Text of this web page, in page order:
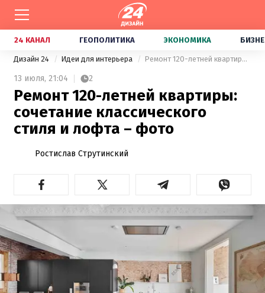
24 КАНАЛ ГЕОПОЛИТИКА ЭКОНОМИКА
Дизайн 24 Идеи для интерьера Ремонт 120-летней квартиры: сочетание классического стиля и лофта – фото
13 июля, 21:04 2
Ремонт 120-летней квартиры:
сочетание классического
стиля и лофта – фото
Ростислав Струтинский